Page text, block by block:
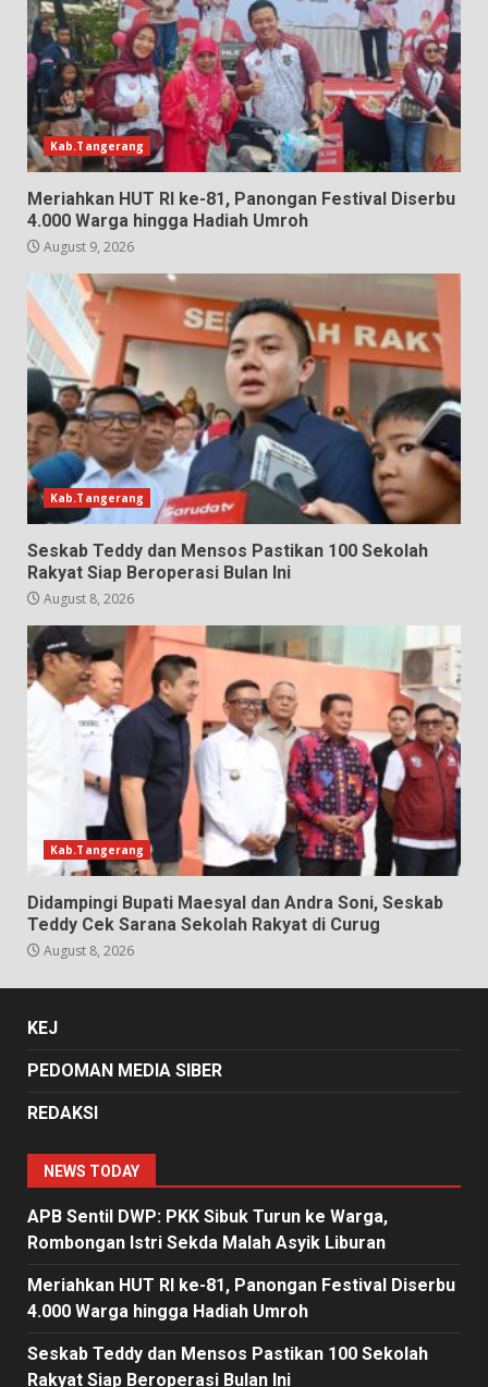
Kab.Tangerang
Meriahkan HUT RI ke-81, Panongan Festival Diserbu
4.000 Warga hingga Hadiah Umroh
August 9, 2026
Kab.Tangerang
Seskab Teddy dan Mensos Pastikan 100 Sekolah
Rakyat Siap Beroperasi Bulan Ini
August 8, 2026
Kab.Tangerang
Didampingi Bupati Maesyal dan Andra Soni, Seskab
Teddy Cek Sarana Sekolah Rakyat di Curug
August 8, 2026
KEJ
PEDOMAN MEDIA SIBER
REDAKSI
NEWS TODAY
APB Sentil DWP: PKK Sibuk Turun ke Warga,
Rombongan Istri Sekda Malah Asyik Liburan
Meriahkan HUT RI ke-81, Panongan Festival Diserbu
4.000 Warga hingga Hadiah Umroh
Seskab Teddy dan Mensos Pastikan 100 Sekolah
Rakyat Siap Beroperasi Bulan Ini